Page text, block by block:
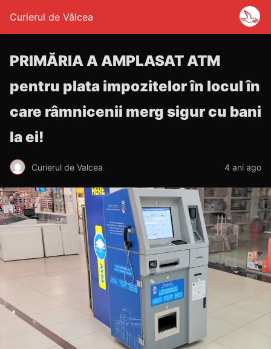
Curierul de Vâlcea
PRIMĂRIA A AMPLASAT ATM
pentru plata impozitelor în locul în
care râmnicenii merg sigur cu bani
la ei!
Curierul de Valcea 4 ani ago